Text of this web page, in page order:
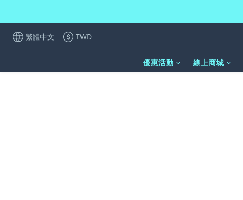
繁體中文 TWD
優惠活動 線上商城